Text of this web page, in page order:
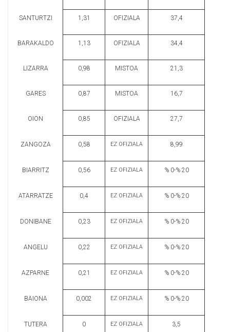
SANTURTZI 1,31 OFIZIALA 37,4
BARAKALDO 1,13 OFIZIALA 34,4
LIZARRA 0,98 MISTOA 21,3
GARES 0,87 MISTOA 16,7
OION 0,85 OFIZIALA 27,7
ZANGOZA 0,58 EZ OFIZIALA 8,99
BIARRITZ 0,56 EZ OFIZIALA % 0-% 20
ATARRATZE 0,4 EZ OFIZIALA % 0-% 20
DONIBANE 0,23 EZ OFIZIALA % 0-% 20
ANGELU 0,22 EZ OFIZIALA % 0-% 20
AZPARNE 0,21 EZ OFIZIALA % 0-% 20
BAIONA 0,002 EZ OFIZIALA % 0-% 20
TUTERA 0 EZ OFIZIALA 3,5